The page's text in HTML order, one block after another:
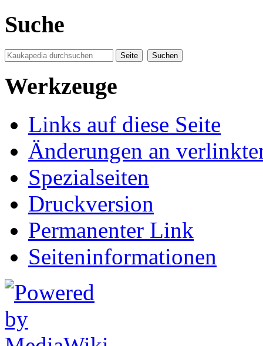
Suche
Werkzeuge
Links auf diese Seite
Änderungen an
Spezialseiten
Druckversion
Permanenter Link
Seiten­informationen